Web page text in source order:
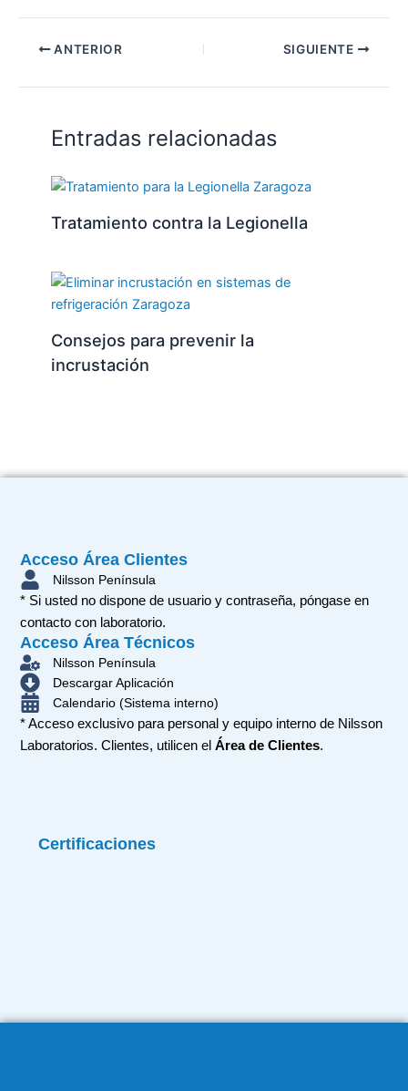
ANTERIOR SIGUIENTE
Entradas relacionadas
Tratamiento contra la Legionella
Consejos para prevenir la
incrustación
Acceso Área Clientes
Nilsson Península
* Si usted no dispone de usuario y contraseña, póngase en
contacto con laboratorio.
Acceso Área Técnicos
Nilsson Península
Descargar Aplicación
Calendario (Sistema interno)
* Acceso exclusivo para personal y equipo interno de Nilsson
Laboratorios. Clientes, utilicen elÁrea de Clientes.
Certificaciones